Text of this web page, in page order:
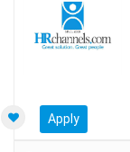
Apply